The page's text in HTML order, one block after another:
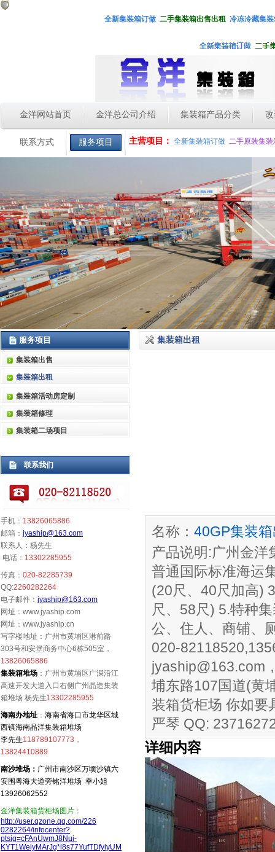
全新集装箱订做 二手集装箱出售出租 冷冻冷藏集
金洋网站首页 金洋总公司介绍 集装箱产品分类
联系方式 服务项目 主营项目： 全新集装箱订做 二手原装集装
服务项目
集装箱出售
集装箱出租
集装箱活动房定制
集装箱修理
集装箱二场项目
联系我们
手机： 13826065886
邮箱： jyaship@163.com
联系人：杨先生
电话： 13302285955
传真： 020-82285739
QQ:2260282264
电子邮件： jyaship@163.com
网址：www.jyaship.com
网址：www.jyaship.cn
写字楼地址：广州市黄埔区港前路
303号和安堡商务中心6栋505室，
13826065886
集装箱堆场 ：广州市黄埔区广深沿江
高速开发大道入口右侧广州晶造集装
箱堆场 杨先生13302285955
海南办地址 ： 海南省海口市龙华区城
西镇海南晶洋集装箱堆场
李先生118789107773，
13824410889
南沙堆场： 广州市南沙区万顷沙镇六
安围粤海大道旁铭洋堆场 幸小姐
13926062552
金洋集装箱货柜场图片：
http://user.qzone.qq.com/226
0282264/infocenter?
ptsig=cFAnUwmJ8Nuj-
KYT1WelyMArJg*l8s77YufTDfyiyUM
集装箱出租
名称： 40GP集装
产品说明:广州金洋
普通国际标准海运
(20尺、40尺加高)
尺、58尺) 5.特种
公、住人、商铺、
020-
jyaship@163.com
埔东路107国道(黄
装箱货柜场 你如要
严琴 QQ:
详细内容